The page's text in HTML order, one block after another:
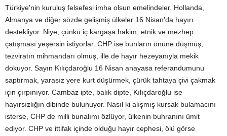
Türkiye'nin kuruluş felsefesi imha olsun emelindeler. Hollanda,
Almanya ve diğer sözde gelişmiş ülkeler 16 Nisan'da hayırı
destekliyor. Niye, çünkü iç kargaşa hakim, etnik ve mezhep
çatışması yeşersin istiyorlar. CHP ise bunların önüne düşmüş,
tezviratın mihmandarı olmuş, ille de hayır hezeyanıyla mekik
dokuyor. Sayın Kılıçdaroğlu 16 Nisan anayasa referandumunu
saptırmak, yarasız yere kurt düşürmek, çürük tahtaya çivi çakmak
için çırpınıyor. Cambaz ipte, balık dipte, Kılıçdaroğlu ise
hayırsızlığın dibinde bulunuyor. Nasıl ki alışmış kursak bulamacını
isterse, CHP de milli bunalımı özlüyor, ülkenin buhranını ümit
ediyor. CHP ve ittifak içinde olduğu hayır cephesi, ölü görse